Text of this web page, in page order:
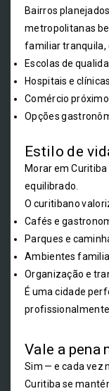
Bairros
metropolitanas
familiar tranquila,
Escolas de
Hospitais e clínicas
Comércio próximo
Opções
Estilo de
Morar em
equilibrado.
O curitibano
Cafés e
Parques e
Ambientes
Organização e
É uma cidade
profissionalmente
Vale a pena
Sim — e cada vez
Curitiba se